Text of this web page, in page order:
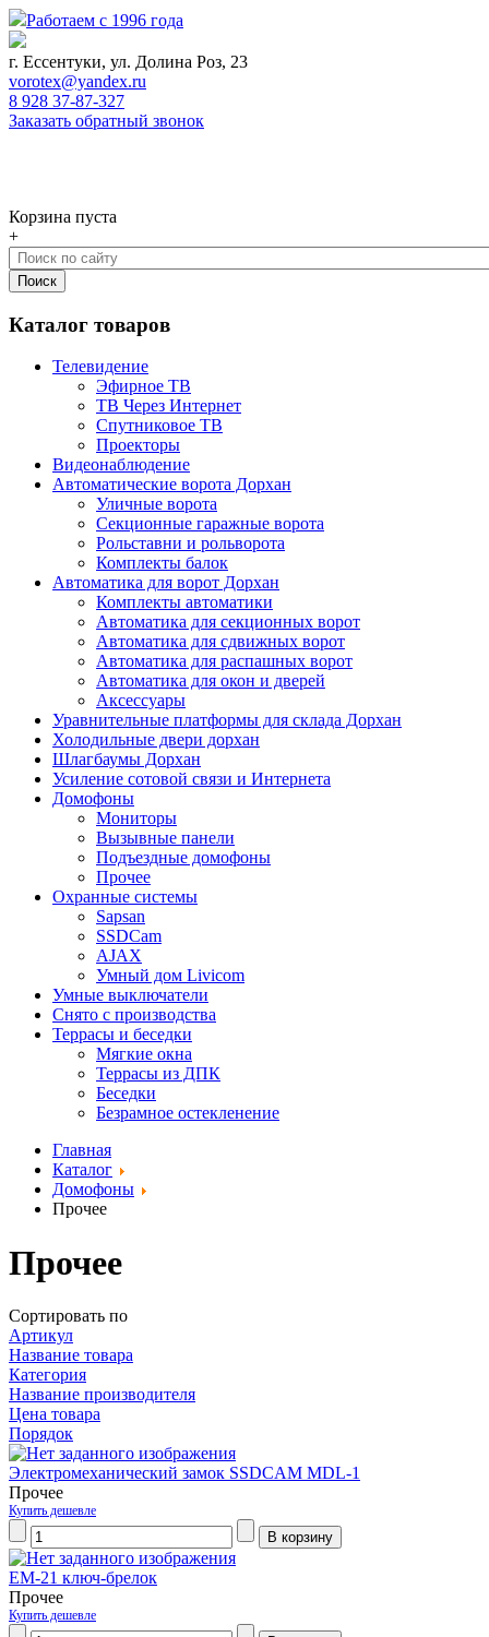
Работаем с 1996 года
г. Ессентуки, ул. Долина Роз, 23
vorotex@yandex.ru
8 928 37-87-327
Заказать обратный звонок
Корзина пуста
+
Каталог товаров
Телевидение
Эфирное ТВ
ТВ Через Интернет
Спутниковое ТВ
Проекторы
Видеонаблюдение
Автоматические ворота Дорхан
Уличные ворота
Секционные гаражные ворота
Рольставни и рольворота
Комплекты балок
Автоматика для ворот Дорхан
Комплекты автоматики
Автоматика для секционных ворот
Автоматика для сдвижных ворот
Автоматика для распашных ворот
Автоматика для окон и дверей
Аксессуары
Уравнительные платформы для склада Дорхан
Холодильные двери дорхан
Шлагбаумы Дорхан
Усиление сотовой связи и Интернета
Домофоны
Мониторы
Вызывные панели
Подъездные домофоны
Прочее
Охранные системы
Sapsan
SSDCam
AJAX
Умный дом Livicom
Умные выключатели
Снято с производства
Террасы и беседки
Мягкие окна
Террасы из ДПК
Беседки
Безрамное остекленение
Главная
Каталог
Домофоны
Прочее
Прочее
Сортировать по
Артикул
Название товара
Категория
Название производителя
Цена товара
Порядок
Электромеханический замок SSDCAM MDL-1
Прочее
Купить дешевле
EM-21 ключ-брелок
Прочее
Купить дешевле